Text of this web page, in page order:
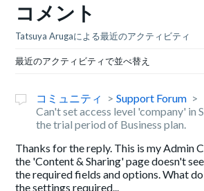
コメント
Tatsuya Arugaによる最近のアクティビティ
最近のアクティビティで並べ替え
コミュニティ
Support Forum
Can't set access level 'company' in
the trial period of Business plan.
Thanks for the reply. This is my Admin
the 'Content & Sharing' page doesn't
the required fields and options. What
the settings required...